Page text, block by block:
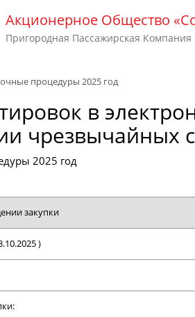
Акционерное Общество
Пригородная Пассажирская Компания
процедуры 2025 год
в
чрезвычайных
2025 год
закупки
)